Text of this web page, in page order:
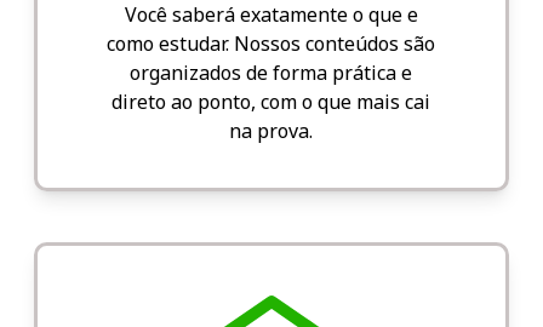
Você saberá exatamente o que e
como estudar. Nossos conteúdos são
organizados de forma prática e
direto ao ponto, com o que mais cai
na prova.